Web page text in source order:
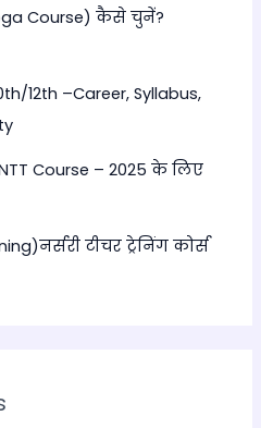
Course) कैसे चुनें?
12th –Career, Syllabus,
Course – 2025 के लिए
टीचर ट्रेनिंग कोर्स